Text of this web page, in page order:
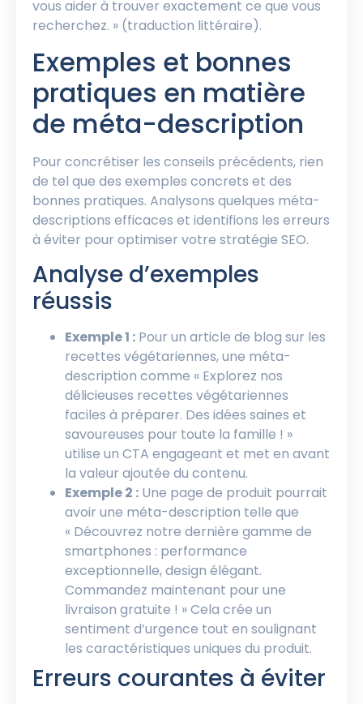
vous aider à trouver exactement ce que vous
recherchez. » (traduction littéraire).
Exemples et bonnes
pratiques en matière
de méta-description
Pour concrétiser les conseils précédents, rien
de tel que des exemples concrets et des
bonnes pratiques. Analysons quelques méta-
descriptions efficaces et identifions les erreurs
à éviter pour optimiser votre stratégie SEO.
Analyse d’exemples
réussis
Exemple 1 : Pour un article de blog sur les
recettes végétariennes, une méta-
description comme « Explorez nos
délicieuses recettes végétariennes
faciles à préparer. Des idées saines et
savoureuses pour toute la famille ! »
utilise un CTA engageant et met en avant
la valeur ajoutée du contenu.
Exemple 2 : Une page de produit pourrait
avoir une méta-description telle que
« Découvrez notre dernière gamme de
smartphones : performance
exceptionnelle, design élégant.
Commandez maintenant pour une
livraison gratuite ! » Cela crée un
sentiment d’urgence tout en soulignant
les caractéristiques uniques du produit.
Erreurs courantes à éviter